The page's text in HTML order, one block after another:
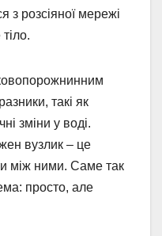
з розсіяної мережі
такі як
зміни у воді.
вузлик – це
між ними. Саме так
просто, але